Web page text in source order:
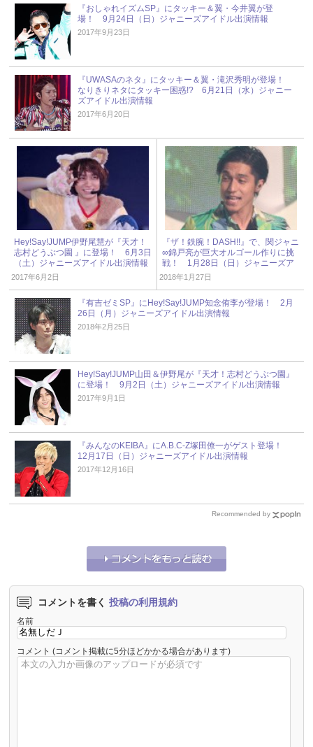
『おしゃれイズムSP』にタッキー＆翼・今井翼が登
場！ 9月24日（日）ジャニーズアイドル出演情報
2017年9月23日
『UWASAのネタ』にタッキー＆翼・滝沢秀明が登場！
なりきりネタにタッキー困惑!? 6月21日（水）ジャニー
ズアイドル出演情報
2017年6月20日
Hey!Say!JUMP伊野尾慧が『天才！
志村どうぶつ園 』に登場！ 6月3日
（土）ジャニーズアイドル出演情報
2017年6月2日
『ザ！鉄腕！DASH!!』で、関ジャニ
∞錦戸亮が巨大オルゴール作りに挑
戦！ 1月28日（日）ジャニーズア
イドル出演情報
2018年1月27日
『有吉ゼミSP』にHey!Say!JUMP知念侑李が登場！ 2月
26日（月）ジャニーズアイドル出演情報
2018年2月25日
Hey!Say!JUMP山田＆伊野尾が『天才！志村どうぶつ園』
に登場！ 9月2日（土）ジャニーズアイドル出演情報
2017年9月1日
『みんなのKEIBA』にA.B.C-Z塚田僚一がゲスト登場！
12月17日（日）ジャニーズアイドル出演情報
2017年12月16日
Recommended by
コメントを書く 投稿の利用規約
名前
コメント (コメント掲載に5分ほどかかる場合があります)